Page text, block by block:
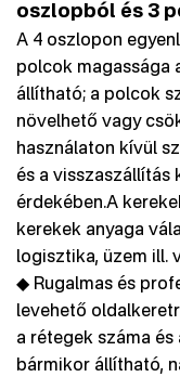
oszlopból és 3
A 4 oszlopon
polcok magassága
állítható; a polcok
növelhető vagy
használaton kívül
és a visszaszállítás
érdekében.A
kerekek anyaga
logisztika, üzem ill.
◆ Rugalmas és
levehető
a rétegek száma
bármikor állítható,